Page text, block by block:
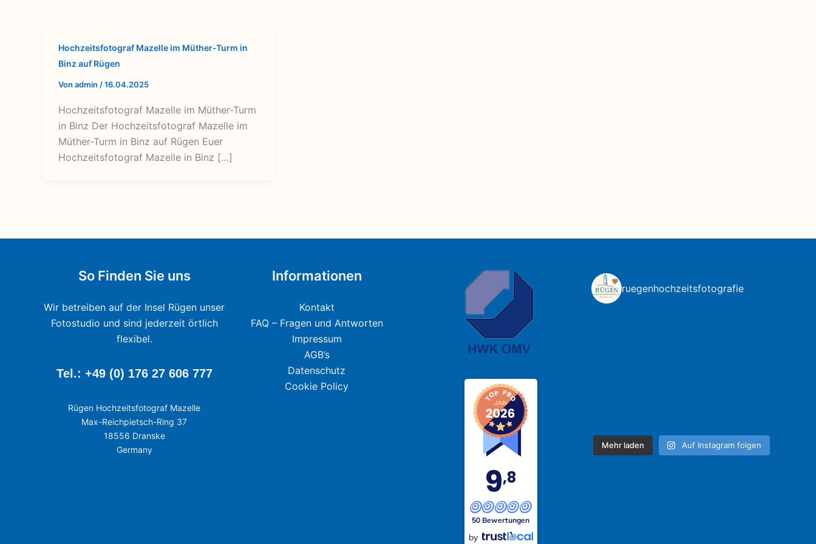
Hochzeitsfotograf Mazelle im Müther-Turm in
Binz auf Rügen
Von admin /16.04.2025
Hochzeitsfotograf Mazelle im Müther-Turm
in Binz Der Hochzeitsfotograf Mazelle im
Müther-Turm in Binz auf Rügen Euer
Hochzeitsfotograf Mazelle in Binz […]
So Finden Sie uns
Wir betreiben auf der Insel Rügen unser
Fotostudio und sind jederzeit örtlich
flexibel.
Tel.: +49 (0) 176 27 606 777
Rügen Hochzeitsfotograf Mazelle
Max-Reichpietsch-Ring 37
18556 Dranske
Germany
Informationen
Kontakt
FAQ – Fragen und Antworten
Impressum
AGB’s
Datenschutz
Cookie Policy
9,8
50 Bewertungen
by
ruegenhochzeitsfotografie
Mehr laden Auf Instagram folgen